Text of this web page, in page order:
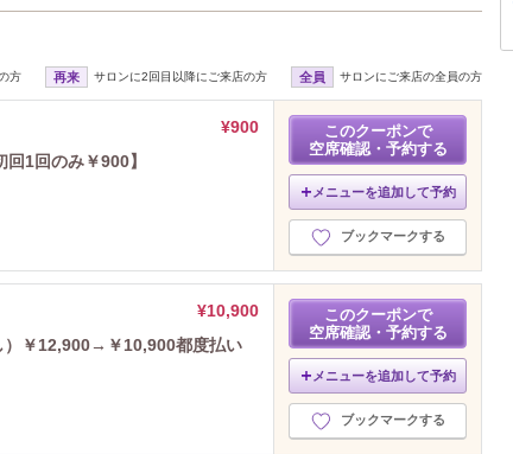
方 再来 サロンに2回目以降にご来店の方 全員 サロンにご来店の全員の方
¥900
1回のみ￥900】
このクーポンで
空席確認・予約する
メニューを追加して予約
ブックマークする
¥10,900
）￥12,900→￥10,900都度払い
このクーポンで
空席確認・予約する
メニューを追加して予約
ブックマークする